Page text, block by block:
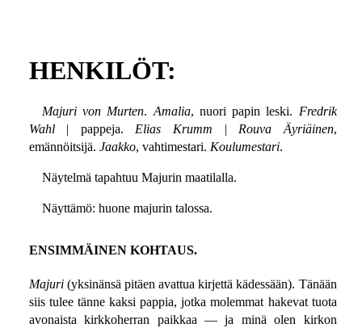
HENKILÖT:
Majuri von Murten.Amalia, nuori papin leski. Fredrik
Wahl| pappeja.Elias Krumm |Rouva Äyriäinen,
emännöitsijä. Jaakko, vahtimestari. Koulumestari.
Näytelmä tapahtuu Majurin maatilalla.
Näyttämö: huone majurin talossa.
ENSIMMÄINEN KOHTAUS.
Majuri(yksinänsä pitäen avattua kirjettä kädessään). Tänään
siis tulee tänne kaksi pappia, jotka molemmat hakevat tuota
avonaista kirkkoherran paikkaa — ja minä olen kirkon